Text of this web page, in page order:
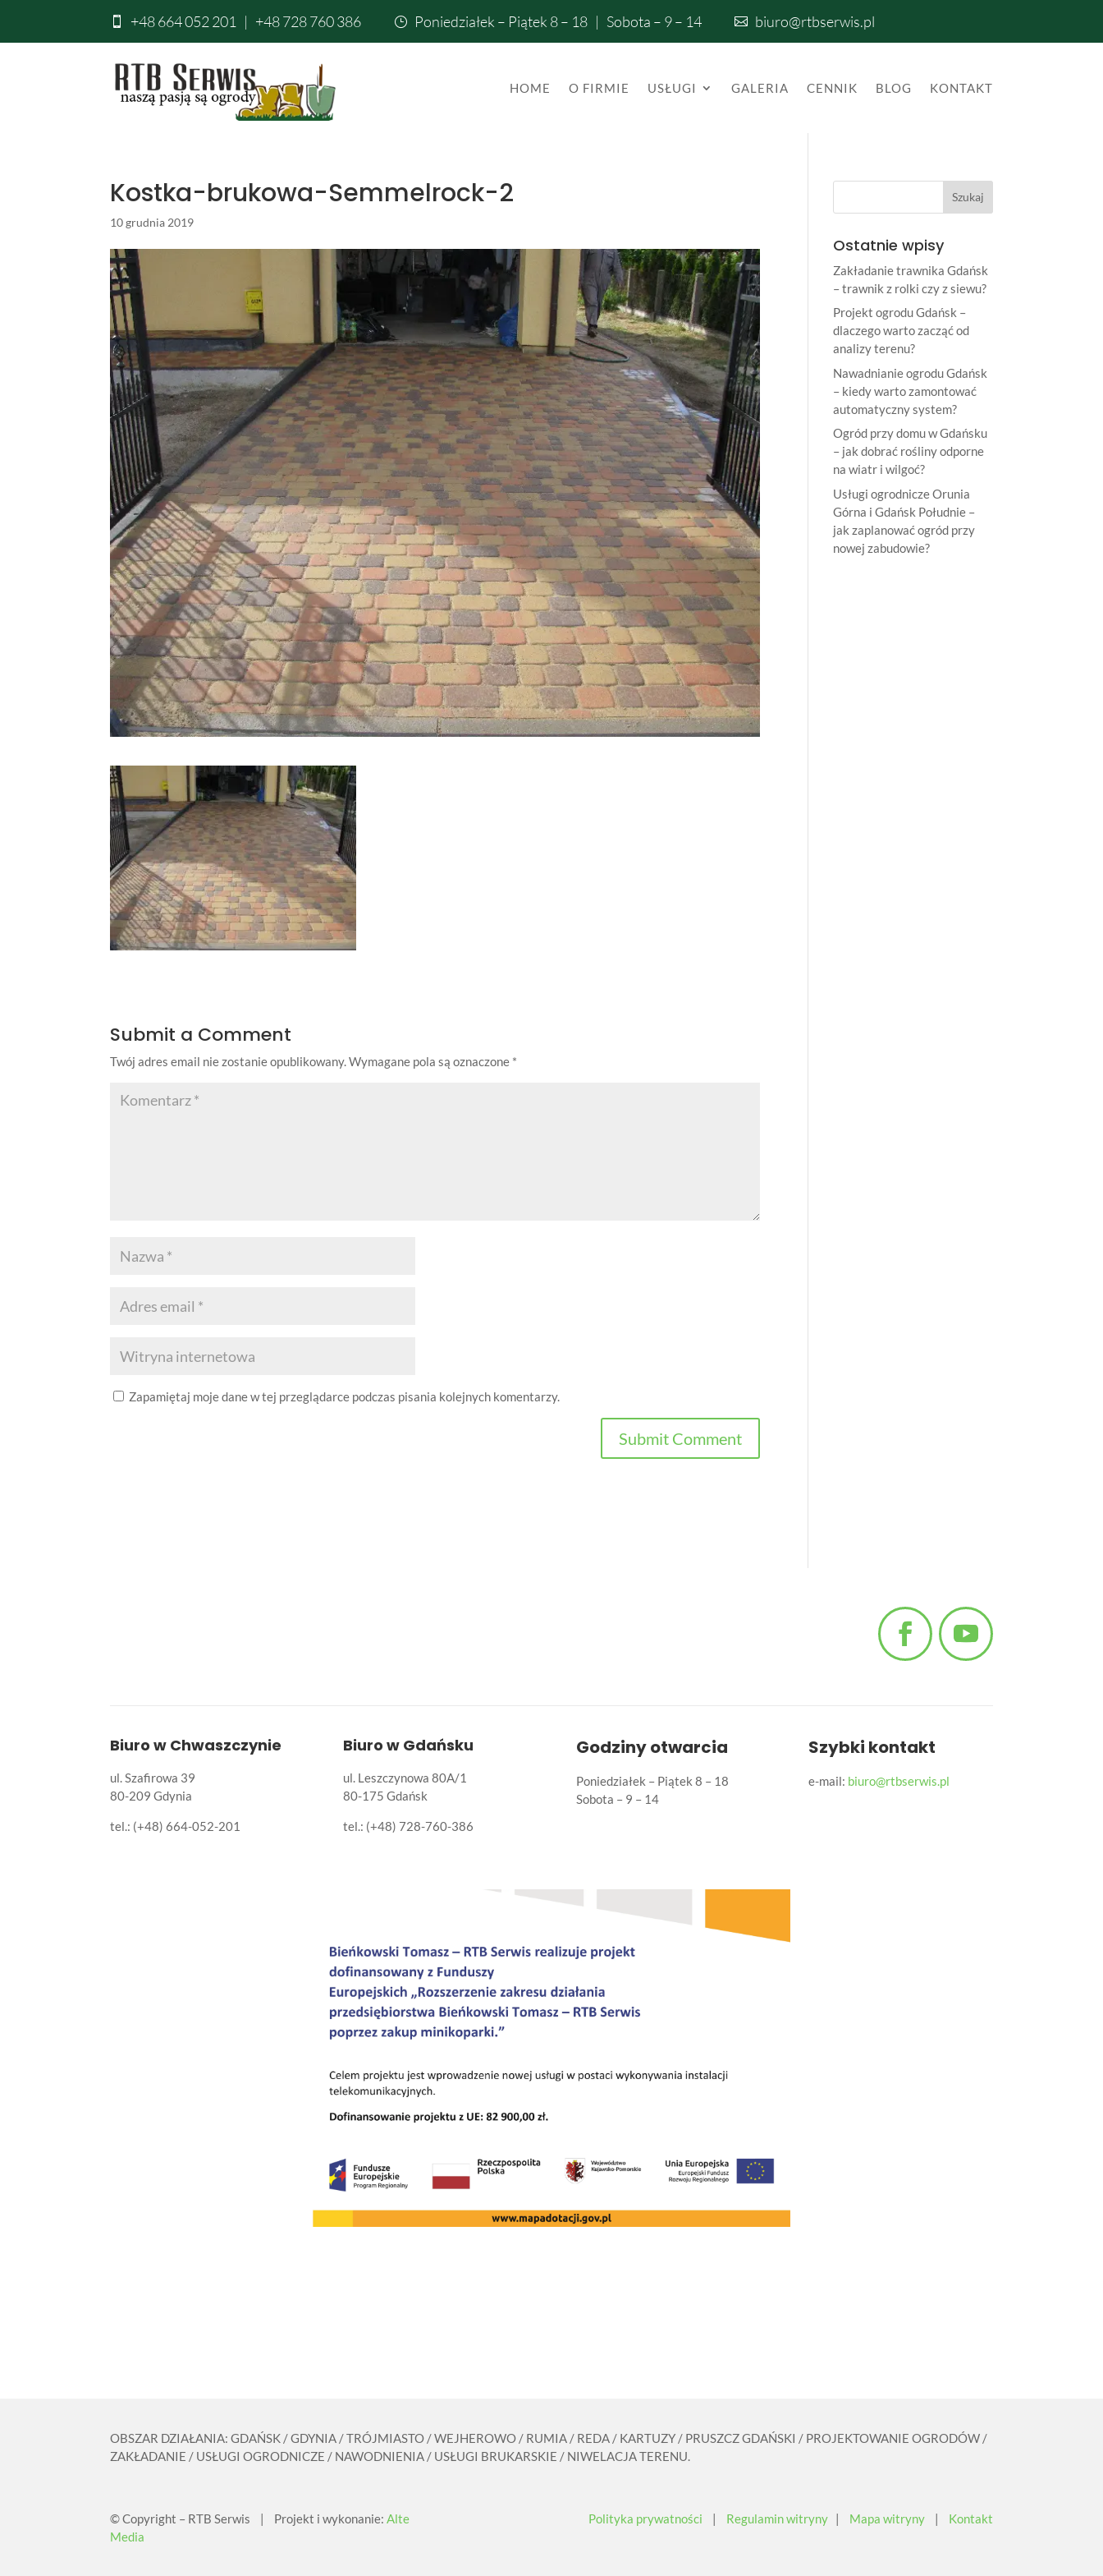
 +48 664 052 201 | +48 728 760 386 } Poniedziałek – Piątek 8 – 18 | Sobota – 9 – 14  biuro@rtbserwis.pl
HOME O FIRMIE USŁUGI GALERIA CENNIK BLOG KONTAKT
Kostka-brukowa-Semmelrock-2
10 grudnia 2019
Submit a Comment
Twój adres email nie zostanie opublikowany.Wymagane pola są oznaczone *
Zapamiętaj moje dane w tej przeglądarce podczas pisania kolejnych komentarzy.
Ostatnie wpisy
Zakładanie trawnika Gdańsk
– trawnik z rolki czy z siewu?
Projekt ogrodu Gdańsk –
dlaczego warto zacząć od
analizy terenu?
Nawadnianie ogrodu Gdańsk
– kiedy warto zamontować
automatyczny system?
Ogród przy domu w Gdańsku
– jak dobrać rośliny odporne
na wiatr i wilgoć?
Usługi ogrodnicze Orunia
Górna i Gdańsk Południe –
jak zaplanować ogród przy
nowej zabudowie?
Biuro w Chwaszczynie
ul. Szafirowa 39
80-209 Gdynia
tel.: (+48) 664-052-201
Biuro w Gdańsku
ul. Leszczynowa 80A/1
80-175 Gdańsk
tel.: (+48) 728-760-386
Godziny otwarcia
Poniedziałek – Piątek 8 – 18
Sobota – 9 – 14
Szybki kontakt
e-mail: biuro@rtbserwis.pl
OBSZAR DZIAŁANIA: GDAŃSK / GDYNIA / TRÓJMIASTO / WEJHEROWO / RUMIA / REDA / KARTUZY / PRUSZCZ GDAŃSKI / PROJEKTOWANIE OGRODÓW /
ZAKŁADANIE / USŁUGI OGRODNICZE / NAWODNIENIA / USŁUGI BRUKARSKIE / NIWELACJA TERENU.
© Copyright – RTB Serwis | Projekt i wykonanie:Alte
Media
Polityka prywatności | Regulamin witryny| Mapa witryny| Kontakt